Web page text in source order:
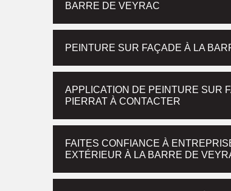
BARRE DE VEYRAC
PEINTURE SUR FAÇADE À LA
APPLICATION DE PEINTURE SUR
PIERRAT À CONTACTER
FAITES CONFIANCE À
EXTÉRIEUR À LA BARRE DE